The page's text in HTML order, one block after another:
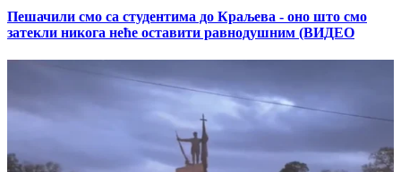
Пешачили смо са студентима до Краљева - оно што смо
затекли никога неће оставити равнодушним (ВИДЕО